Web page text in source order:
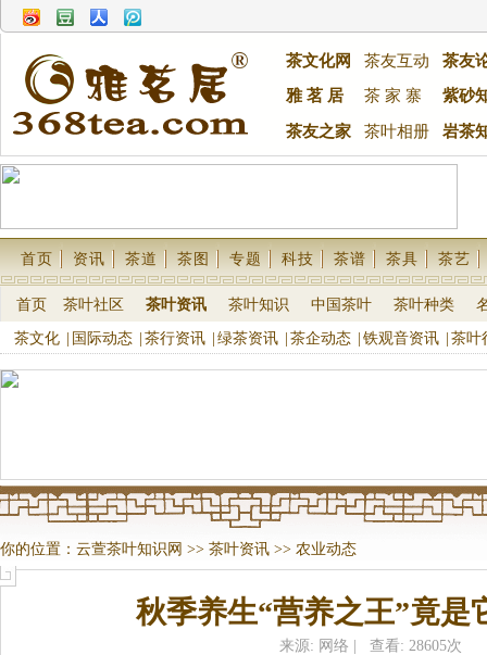
茶文化网 茶友互动
茶友
雅 茗 居
茶 家 寨 紫砂
茶友之家 茶叶相册 岩茶
首页 资讯 茶道 茶图 专题 科技 茶谱 茶具 茶艺
首页 茶叶社区 茶叶资讯 茶叶知识 中国茶叶 茶叶种类
茶文化 国际动态 茶行资讯 绿茶资讯 茶企动态 铁观音资讯 茶叶
你的位置： 云萱茶叶知识网 >> 茶叶资讯 >> 农业动态
秋季养生“营养之王”竟是
来源: 网络 | 查看: 28605次